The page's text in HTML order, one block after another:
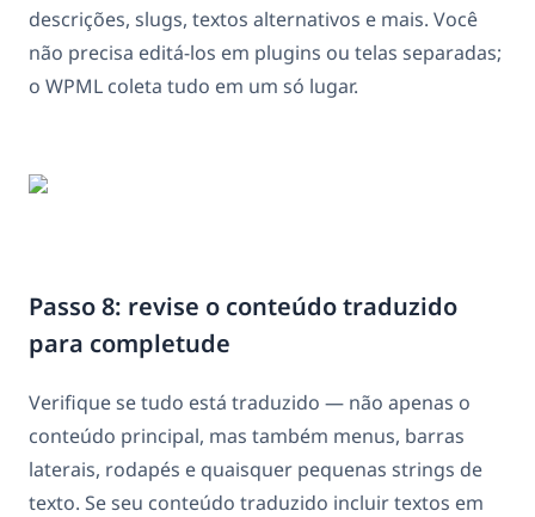
descrições, slugs, textos alternativos e mais. Você
não precisa editá-los em plugins ou telas separadas;
o WPML coleta tudo em um só lugar.
Passo 8: revise o conteúdo traduzido
para completude
Verifique se tudo está traduzido — não apenas o
conteúdo principal, mas também menus, barras
laterais, rodapés e quaisquer pequenas strings de
texto. Se seu conteúdo traduzido incluir textos em